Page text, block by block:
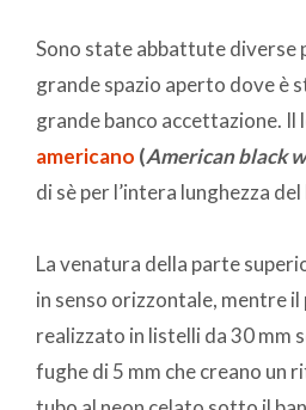
Sono state abbattute diverse
grande spazio aperto dove è
grande banco accettazione. Il
americano (American black
di sè per l’intera lunghezza
La venatura della parte
in senso orizzontale, mentre
realizzato in listelli da 30 mm
fughe di 5 mm che creano un